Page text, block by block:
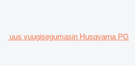
uus vuugisegumasin Husqvarna PG